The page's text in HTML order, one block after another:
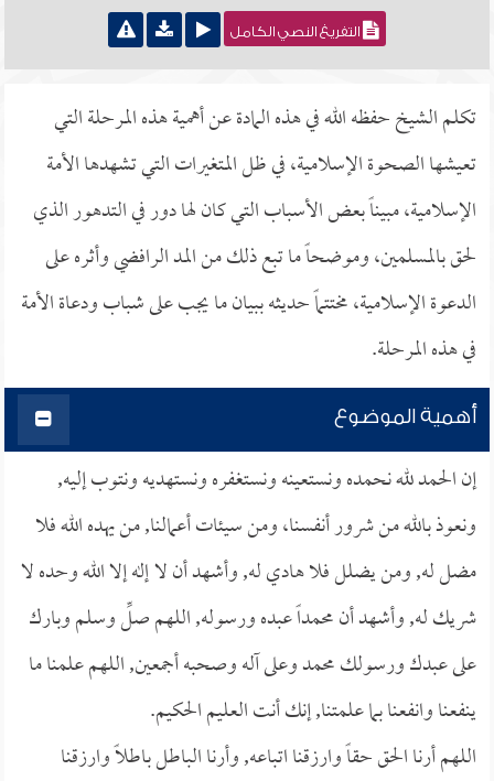
التفريغ النصي الكامل
تكلم الشيخ حفظه الله في هذه المادة عن أهمية هذه المرحلة التي
تعيشها الصحوة الإسلامية، في ظل المتغيرات التي تشهدها الأمة
الإسلامية، مبيناً بعض الأسباب التي كان لها دور في التدهور الذي
لحق بالمسلمين، وموضحاً ما تبع ذلك من المد الرافضي وأثره على
الدعوة الإسلامية، مختتماً حديثه ببيان ما يجب على شباب ودعاة الأمة
في هذه المرحلة.
أهمية الموضوع
إن الحمد لله نحمده ونستعينه ونستغفره ونستهديه ونتوب إليه,
ونعوذ بالله من شرور أنفسنا، ومن سيئات أعمالنا, من يهده الله فلا
مضل له, ومن يضلل فلا هادي له, وأشهد أن لا إله إلا الله وحده لا
شريك له, وأشهد أن محمداً عبده ورسوله, اللهم صلِّ وسلم وبارك
على عبدك ورسولك محمد وعلى آله وصحبه أجمعين, اللهم علمنا ما
ينفعنا وانفعنا بما علمتنا, إنك أنت العليم الحكيم.
اللهم أرنا الحق حقاً وارزقنا اتباعه, وأرنا الباطل باطلاً وارزقنا